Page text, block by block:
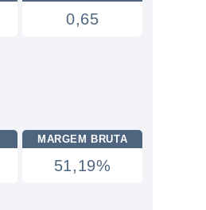
0,65
MARGEM BRUTA
51,19%